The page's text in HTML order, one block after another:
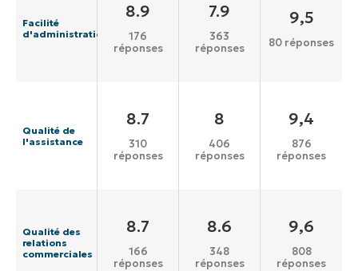
Facilité
d'administration
8.9
176
réponses
7.9
363
réponses
9,5
80 réponses
Qualité de
l'assistance
8.7
310
réponses
8
406
réponses
9,4
876
réponses
Qualité des
relations
commerciales
8.7
166
réponses
8.6
348
réponses
9,6
808
réponses